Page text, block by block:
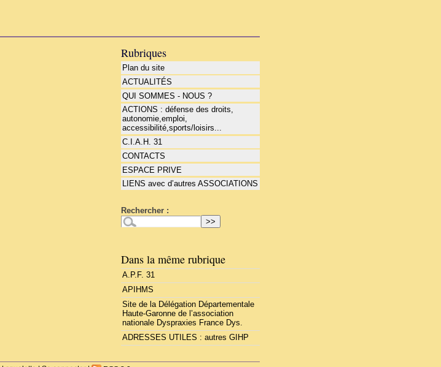
Rubriques
Plan du site
ACTUALITÉS
QUI SOMMES - NOUS ?
ACTIONS : défense des droits,
autonomie,emploi,
accessibilité,sports/loisirs...
C.I.A.H. 31
CONTACTS
ESPACE PRIVE
LIENS avec d’autres ASSOCIATIONS
Rechercher :
Dans la même rubrique
A.P.F. 31
APIHMS
Site de la Délégation Départementale
Haute-Garonne de l’association
nationale Dyspraxies France Dys.
ADRESSES UTILES : autres GIHP